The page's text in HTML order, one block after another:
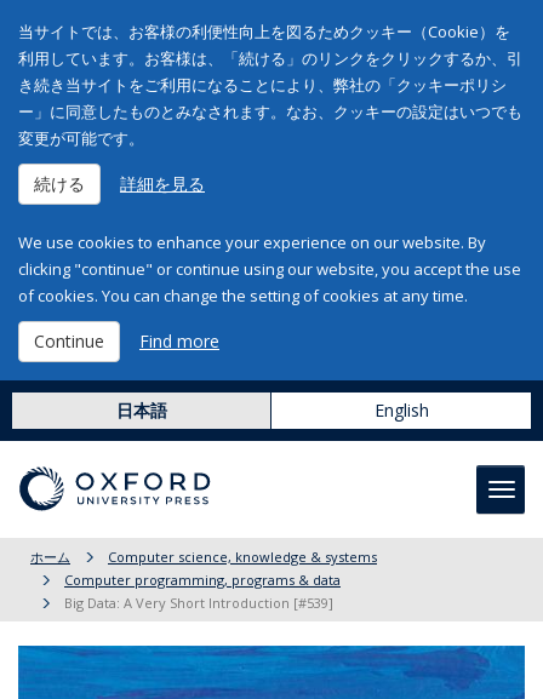
当サイトでは、お客様の利便性向上を図るためクッキー（Cookie）を
利用しています。お客様は、「続ける」のリンクをクリックするか、引
き続き当サイトをご利用になることにより、弊社の「クッキーポリシ
ー」に同意したものとみなされます。なお、クッキーの設定はいつでも
変更が可能です。
続ける 詳細を見る
We use cookies to enhance your experience on our website. By
clicking "continue" or continue using our website, you accept the use
of cookies. You can change the setting of cookies at any time.
Continue Find more
日本語 English
ホーム
Computer science, knowledge & systems
Computer programming, programs & data
Big Data: A Very Short Introduction [#539]